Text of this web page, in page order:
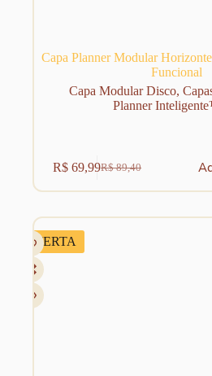
Capa Planner Modular
Funcional
Capa Modular Disco,
Planner
R$89,40
O
preço
era:
R$ 69,99O
preço
é:
OFERTA